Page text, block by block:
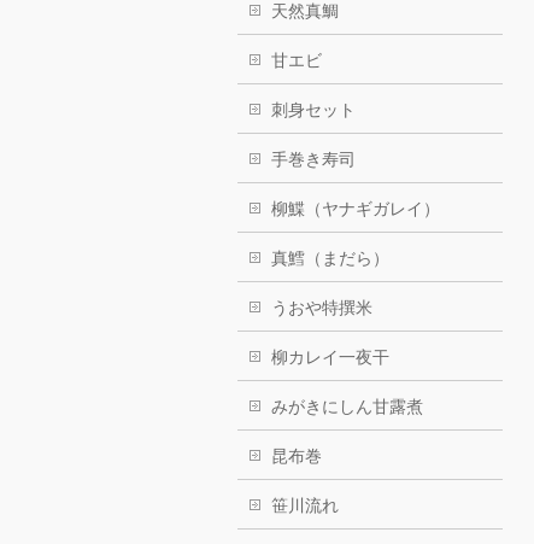
天然真鯛
甘エビ
刺身セット
手巻き寿司
柳鰈（ヤナギガレイ）
真鱈（まだら）
うおや特撰米
柳カレイ一夜干
みがきにしん甘露煮
昆布巻
笹川流れ